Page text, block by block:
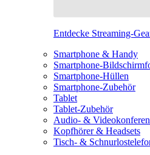
Entdecke Streaming-
Smartphone & Handy
Smartphone-
Smartphone-Hüllen
Smartphone-Zubehör
Tablet
Tablet-Zubehör
Audio- &
Kopfhörer & Headsets
Tisch- &